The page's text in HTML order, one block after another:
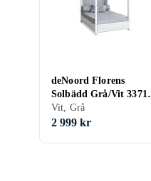
deNoord Florens
Solbädd Grå/Vit 3371-
229
Vit, Grå
2 999 kr